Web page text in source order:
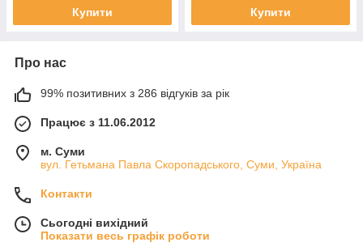
Купити Купити
Про нас
99% позитивних з 286 відгуків за рік
Працює з 11.06.2012
м. Суми
вул. Гетьмана Павла Скоропадського, Суми, Україна
Контакти
Сьогодні вихідний
Показати весь графік роботи